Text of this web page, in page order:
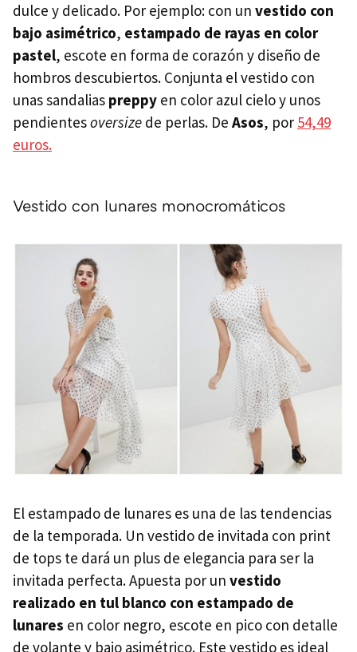
dulce y delicado. Por ejemplo: con un vestido con
bajo asimétrico, estampado de rayas en color
pastel, escote en forma de corazón y diseño de
hombros descubiertos. Conjunta el vestido con
unas sandalias preppy en color azul cielo y unos
pendientesoversize de perlas. De Asos, por 54,49
euros.
Vestido con lunares monocromáticos
El estampado de lunares es una de las tendencias
de la temporada. Un vestido de invitada con print
de tops te dará un plus de elegancia para ser la
invitada perfecta. Apuesta por un vestido
realizado en tul blanco con estampado de
lunares en color negro, escote en pico con detalle
de volante y bajo asimétrico. Este vestido es ideal